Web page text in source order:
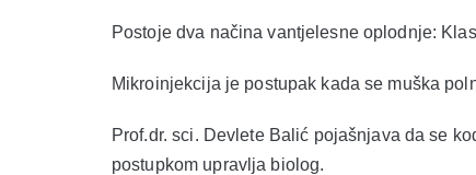
Postoje dva načina vantjelesne oplodnje:
Mikroinjekcija je postupak kada se muška
Prof.dr. sci. Devlete Balić pojašnjava da se
postupkom upravlja biolog.